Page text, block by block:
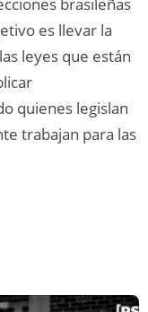
brasileñas
es llevar la
leyes que están
quienes legislan
trabajan para las